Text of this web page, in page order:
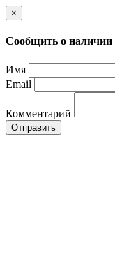
×
Сообщить о наличии
Имя
Email
Комментарий
Отправить